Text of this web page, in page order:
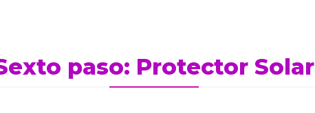
paso: Protector Solar